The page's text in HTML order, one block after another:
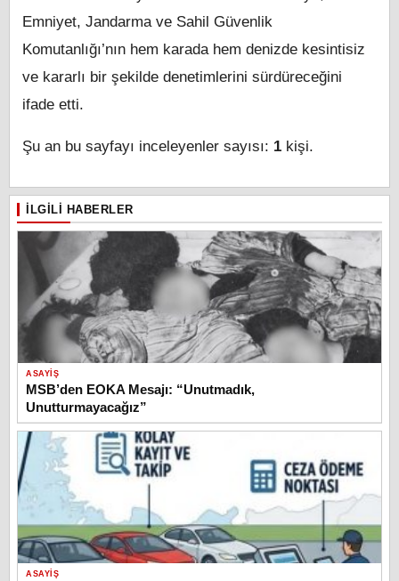
Emniyet, Jandarma ve Sahil Güvenlik
Komutanlığı’nın hem karada hem denizde kesintisiz
ve kararlı bir şekilde denetimlerini sürdüreceğini
ifade etti.
Şu an bu sayfayı inceleyenler sayısı: 1 kişi.
İLGILI HABERLER
ASAYIŞ
MSB’den EOKA Mesajı: “Unutmadık,
Unutturmayacağız”
ASAYIŞ